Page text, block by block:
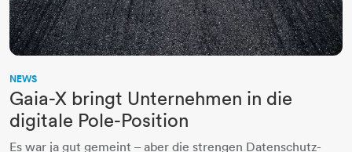
NEWS
Gaia-X bringt Unternehmen in die
digitale Pole-Position
Es war ja gut gemeint – aber die strengen Datenschutz-